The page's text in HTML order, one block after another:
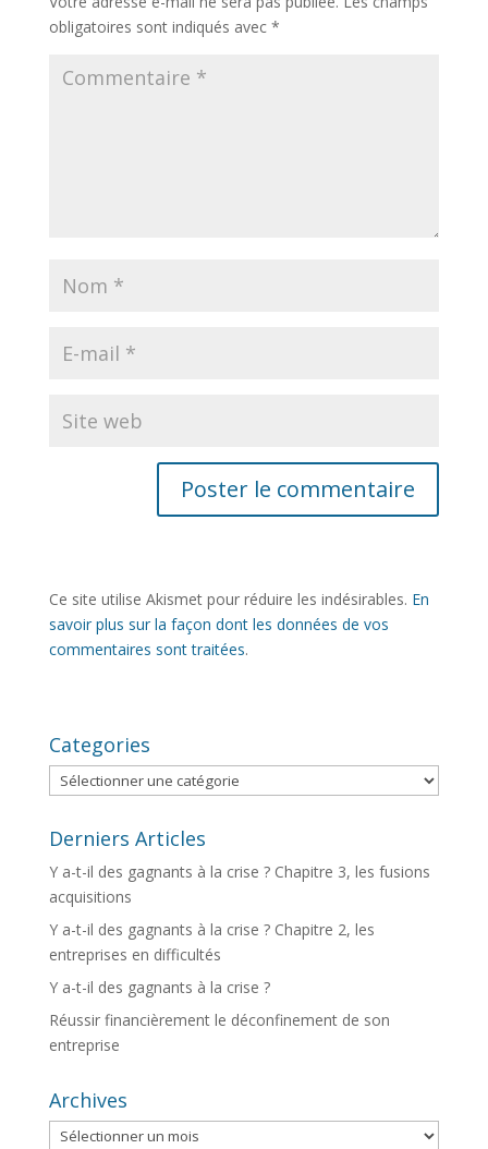
obligatoires sont indiqués avec *
Ce site utilise Akismet pour réduire les indésirables. En
savoir plus sur la façon dont les données de vos
commentaires sont traitées.
Categories
Categories
Derniers Articles
Y a-t-il des gagnants à la crise ? Chapitre 3, les fusions
acquisitions
Y a-t-il des gagnants à la crise ? Chapitre 2, les
entreprises en difficultés
Y a-t-il des gagnants à la crise ?
Réussir financièrement le déconfinement de son
entreprise
Archives
Archives